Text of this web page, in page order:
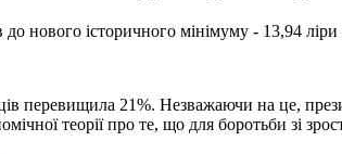
нового історичного мінімуму - 13,94 ліри
перевищила 21%. Незважаючи на це,
теорії про те, що для боротьби зі